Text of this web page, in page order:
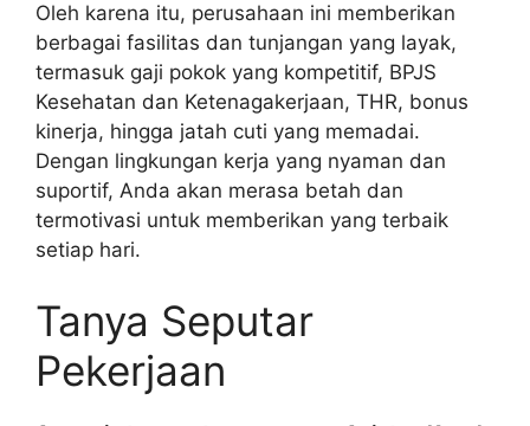
Oleh karena itu, perusahaan ini memberikan
berbagai fasilitas dan tunjangan yang layak,
termasuk gaji pokok yang kompetitif, BPJS
Kesehatan dan Ketenagakerjaan, THR, bonus
kinerja, hingga jatah cuti yang memadai.
Dengan lingkungan kerja yang nyaman dan
suportif, Anda akan merasa betah dan
termotivasi untuk memberikan yang terbaik
setiap hari.
Tanya Seputar
Pekerjaan